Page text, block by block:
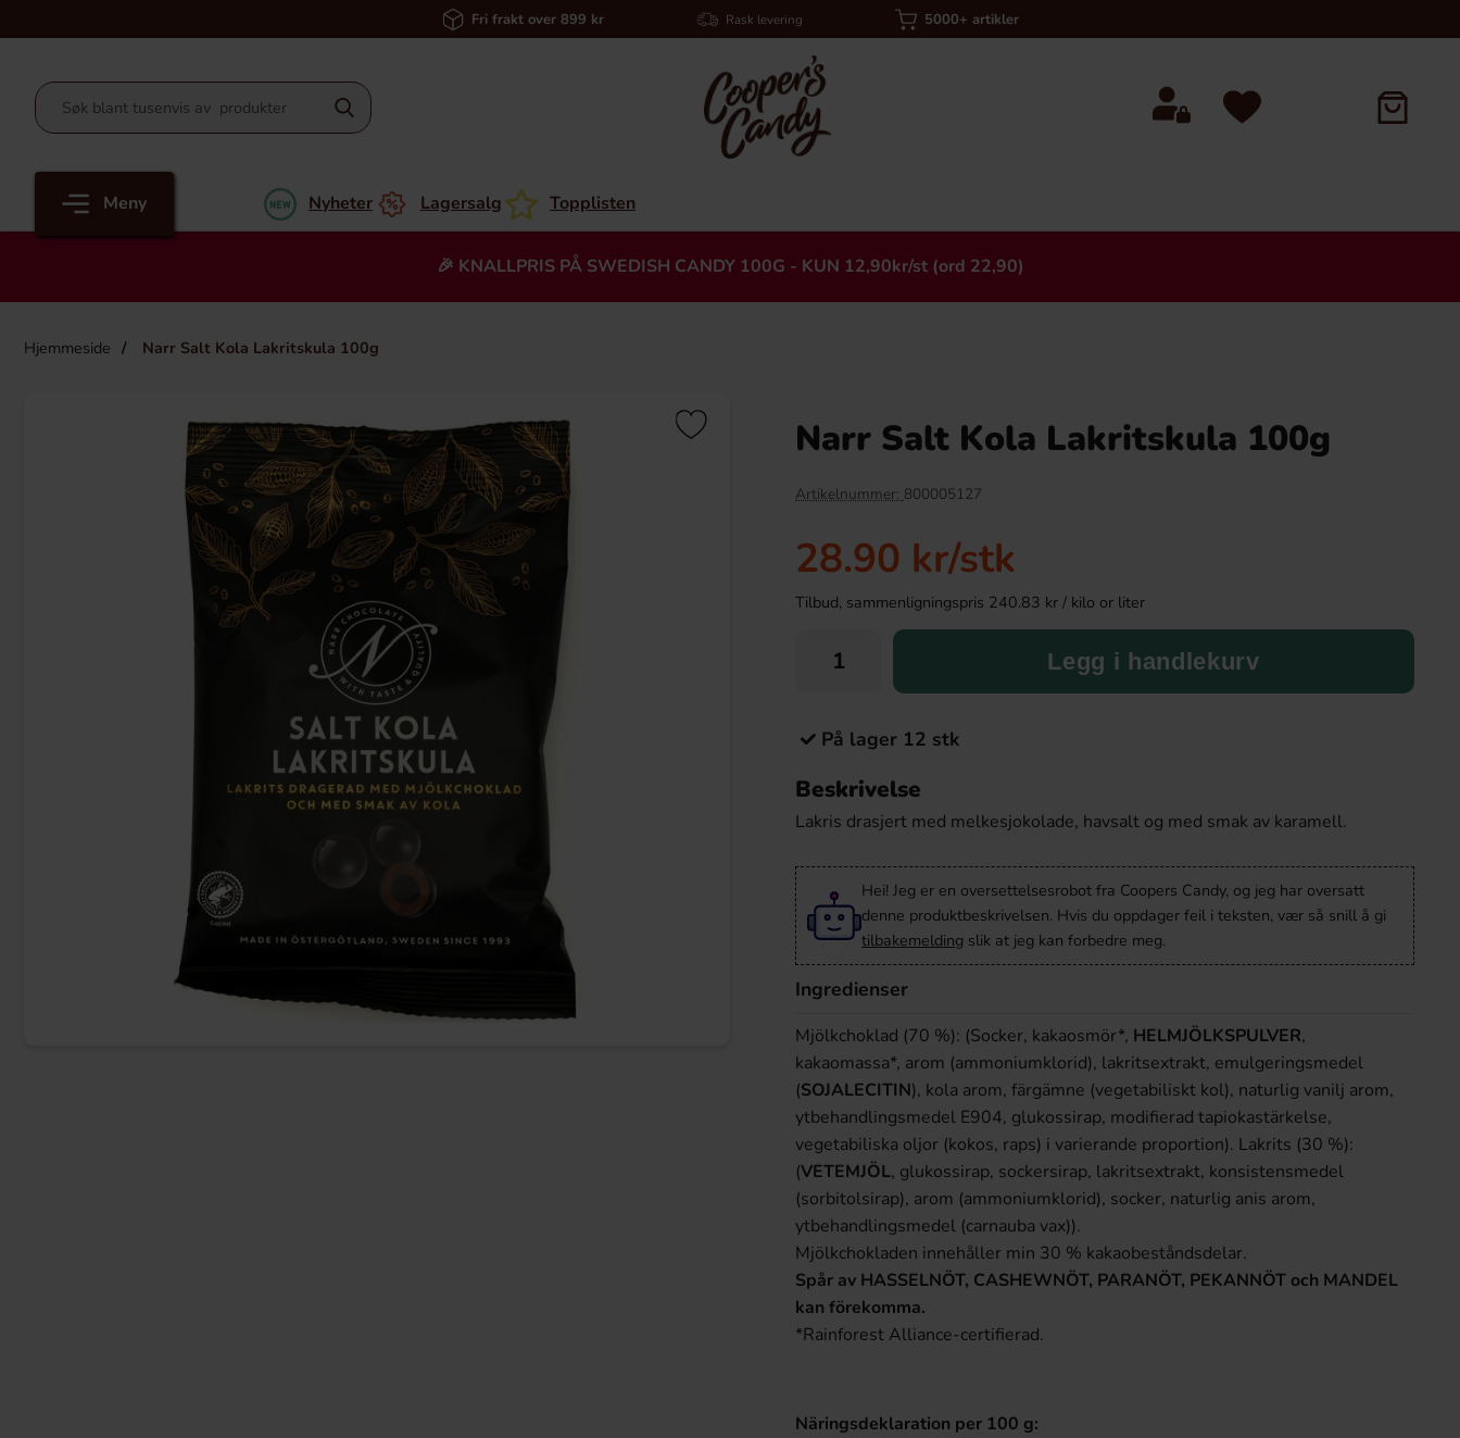
Fri frakt over 899 kr Rask levering 5000+ artikler
Meny Nyheter Lagersalg Topplisten
🎉 KNALLPRIS PÅ SWEDISH CANDY 100G - KUN 12,90kr/st (ord 22,90)
Hjemmeside Narr Salt Kola Lakritskula 100g
Heading
Taylors Bedtime Brew 40st 100g
-8%
Ryfors Lakritskola 3kg Popz Micropopcorn 3-Pack Butter 270g
Köp Köp
Narr Salt Kola Lakritskula 100g
Artikelnummer: 800005127
28.90 kr/stk
Tilbud, sammenligningspris 240.83 kr / kilo or liter
Legg i handlekurv
På lager 12 stk
Beskrivelse
Lakris drasjert med melkesjokolade, havsalt og med smak av karamell.
Hei! Jeg er en oversettelsesrobot fra Coopers Candy, og jeg har oversatt
denne produktbeskrivelsen. Hvis du oppdager feil i teksten, vær så snill å gi
tilbakemelding slik at jeg kan forbedre meg.
Ingredienser
Mjölkchoklad (70 %): (Socker, kakaosmör*, HELMJÖLKSPULVER,
kakaomassa*, arom (ammoniumklorid), lakritsextrakt, emulgeringsmedel
(SOJALECITIN), kola arom, färgämne (vegetabiliskt kol), naturlig vanilj arom,
ytbehandlingsmedel E904, glukossirap, modifierad tapiokastärkelse,
vegetabiliska oljor (kokos, raps) i varierande proportion). Lakrits (30 %):
(VETEMJÖL, glukossirap, sockersirap, lakritsextrakt, konsistensmedel
(sorbitolsirap), arom (ammoniumklorid), socker, naturlig anis arom,
ytbehandlingsmedel (carnauba vax)).
Mjölkchokladen innehåller min 30 % kakaobeståndsdelar.
Spår av HASSELNÖT, CASHEWNÖT, PARANÖT, PEKANNÖT och MANDEL
kan förekomma.
*Rainforest Alliance-certifierad.
Näringsdeklaration per 100 g: